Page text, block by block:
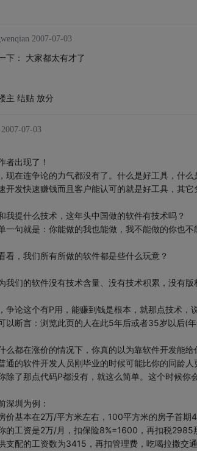
2007-07-03
下： 大家都太有才了
主 结贴 放分
2007-07-03
者出现了！
现在连争论的力气都没有了。什么是好工具，什么
开发快速赚钱而且客户能认可的就是好工具，其它
我提什么技术，这年头中国做的软件有技术吗？
一句就是：你能做的我也能做，我不能做的你也不
看，我们所有所做的软件都是些什么玩意？
我们的软件没有技术含量、没有技术积累，没有
争论这个有P用，能赚到钱是根本，就那点技术，
以断言：浏览此页的人在此5年后或者35岁以后(
么都在涨价的情况下，你真的以为靠软件开发能给
通的软件开发人员刚毕业的时候可能比你的同龄
除了那点代码P都没有，就这么简单。这个时候你
深圳为例：
价基本在2万/平方米左右，100平方米的房子首期
的工资是2万/月，扣保险8%=1600，再扣税2985
支配的工资数为3415，再扣管理费，吃喝拉撒交